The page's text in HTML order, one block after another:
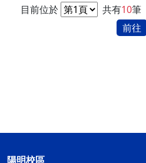
目前位於 共有10筆
前往
陽明校區